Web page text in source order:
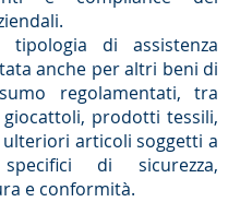
tipologia di assistenza
anche per altri beni di
regolamentati, tra
giocattoli, prodotti tessili,
articoli soggetti a
di sicurezza,
e conformità.